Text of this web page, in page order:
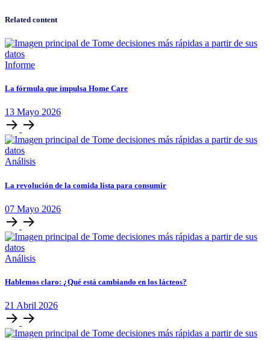
Related content
Informe
La fórmula que impulsa Home Care
13 Mayo 2026
Análisis
La revolución de la comida lista para consumir
07 Mayo 2026
Análisis
Hablemos claro: ¿Qué está cambiando en los lácteos?
21 Abril 2026